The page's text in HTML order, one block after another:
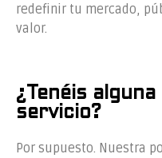
redefinir tu mercado,
valor.
¿Tenéis
servicio?
Por supuesto. Nuestra